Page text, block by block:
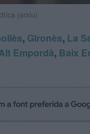
(arxiu)
, Gironès, La
Empordà, Baix